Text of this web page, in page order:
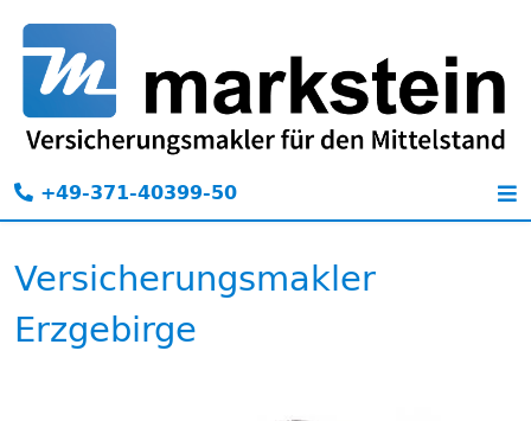
+49-371-40399-50
Versicherungsmakler
Erzgebirge